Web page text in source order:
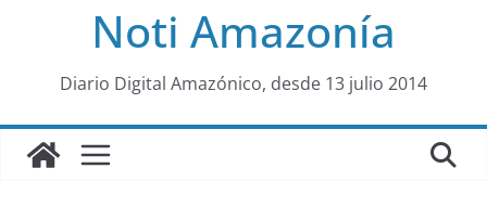
al
Noti Amazonía
Diario Digital Amazónico, desde 13 julio 2014